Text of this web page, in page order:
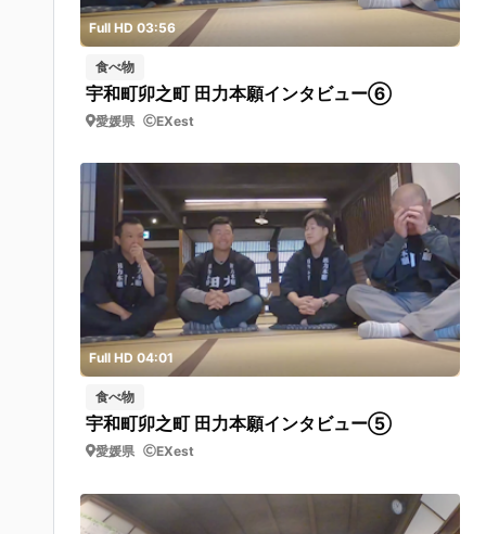
Full HD 03:56
食べ物
宇和町卯之町 田力本願インタビュー⑥
愛媛県 EXest
Full HD 04:01
食べ物
宇和町卯之町 田力本願インタビュー⑤
愛媛県 EXest